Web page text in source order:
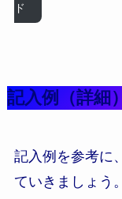
ド
記入例（詳細）
記入例を参考に、
ていきましょう。